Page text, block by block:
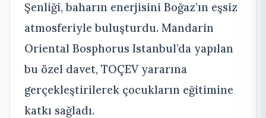
Şenliği, baharın enerjisini Boğaz’ın eşsiz
atmosferiyle buluşturdu. Mandarin
Oriental Bosphorus Istanbul’da yapılan
bu özel davet, TOÇEV yararına
gerçekleştirilerek çocukların eğitimine
katkı sağladı.